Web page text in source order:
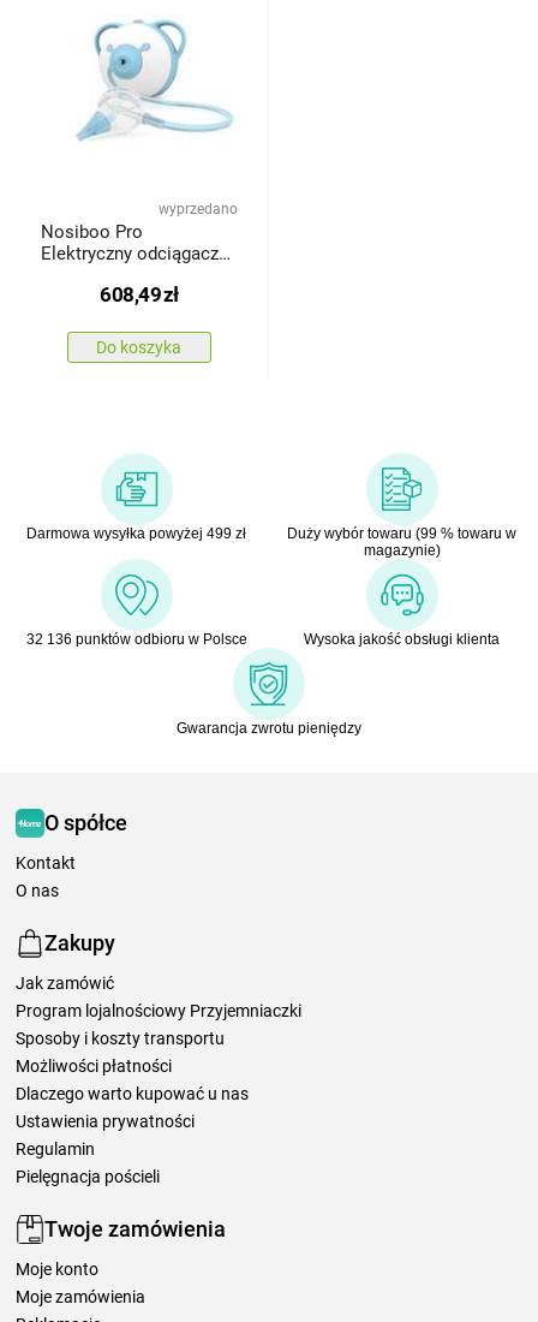
wyprzedano
Nosiboo Pro
Elektryczny odciągacz
608,49zł
Do koszyka
Darmowa wysyłka powyżej 499 zł
Duży wybór towaru (99 % towaru w
magazynie)
32 136 punktów odbioru w Polsce Wysoka jakość obsługi klienta
Gwarancja zwrotu pieniędzy
O spółce
Kontakt
O nas
Zakupy
Jak zamówić
Program lojalnościowy Przyjemniaczki
Sposoby i koszty transportu
Możliwości płatności
Dlaczego warto kupować u nas
Ustawienia prywatności
Regulamin
Pielęgnacja pościeli
Twoje zamówienia
Moje konto
Moje zamówienia